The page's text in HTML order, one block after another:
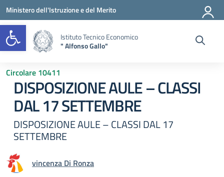
Open toolbar
Vai ai contenuti
Vai al menu di navigazione
Vai al footer
Ministero dell'Istruzione e del Merito
Istituto Tecnico Economico
" Alfonso Gallo"
Circolare 10411
DISPOSIZIONE AULE – CLASSI
DAL 17 SETTEMBRE
DISPOSIZIONE AULE – CLASSI DAL 17
SETTEMBRE
vincenza Di Ronza